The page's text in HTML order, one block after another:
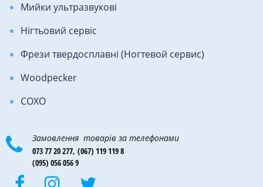
Мийки ультразвукові
Нігтьовий сервіс
Фрези твердосплавні (Ногтевой сервис)
Woodpecker
COXO
Замовлення товарів за телефонами
073 77 20 277, (067) 119 119 8
(095) 056 056 9